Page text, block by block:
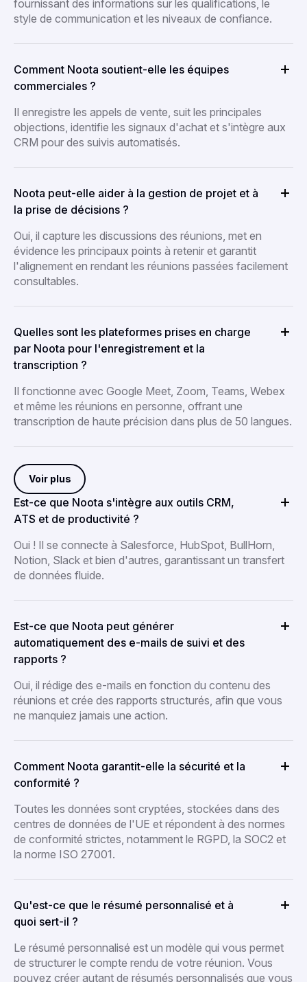
fournissant des informations sur les qualifications, le
style de communication et les niveaux de confiance.
Comment Noota soutient-elle les équipes
commerciales ?
Il enregistre les appels de vente, suit les principales
objections, identifie les signaux d'achat et s'intègre aux
CRM pour des suivis automatisés.
Noota peut-elle aider à la gestion de projet et à
la prise de décisions ?
Oui, il capture les discussions des réunions, met en
évidence les principaux points à retenir et garantit
l'alignement en rendant les réunions passées facilement
consultables.
Quelles sont les plateformes prises en charge
par Noota pour l'enregistrement et la
transcription ?
Il fonctionne avec Google Meet, Zoom, Teams, Webex
et même les réunions en personne, offrant une
transcription de haute précision dans plus de 50 langues.
Voir plus
Est-ce que Noota s'intègre aux outils CRM,
ATS et de productivité ?
Oui ! Il se connecte à Salesforce, HubSpot, BullHorn,
Notion, Slack et bien d'autres, garantissant un transfert
de données fluide.
Est-ce que Noota peut générer
automatiquement des e-mails de suivi et des
rapports ?
Oui, il rédige des e-mails en fonction du contenu des
réunions et crée des rapports structurés, afin que vous
ne manquiez jamais une action.
Comment Noota garantit-elle la sécurité et la
conformité ?
Toutes les données sont cryptées, stockées dans des
centres de données de l'UE et répondent à des normes
de conformité strictes, notamment le RGPD, la SOC2 et
la norme ISO 27001.
Qu'est-ce que le résumé personnalisé et à
quoi sert-il ?
Le résumé personnalisé est un modèle qui vous permet
de structurer le compte rendu de votre réunion. Vous
pouvez créer autant de résumés personnalisés que vous